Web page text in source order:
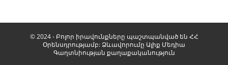
© 2024 - Բոլոր իրավունքները պաշտպանված են ՀՀ
Օրենսդրությամբ: Ձևավորումը Ալիք Մեդիա
Գաղտնիության քաղաքականություն